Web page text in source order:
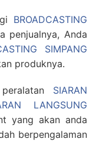
BROADCASTING
penjualnya, Anda
SIMPANG
produknya.
SIARAN
LANGSUNG
yang akan anda
berpengalaman